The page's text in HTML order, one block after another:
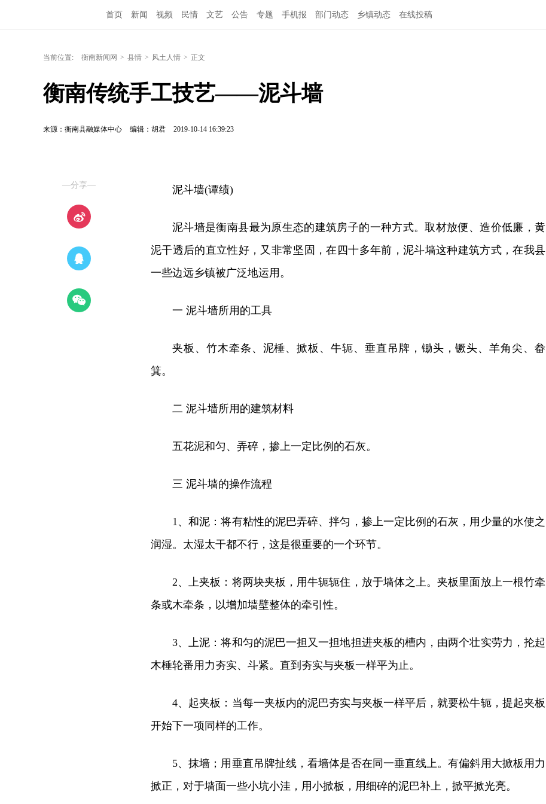
首页 新闻 视频 民情 文艺 公告 专题 手机报 部门动态 乡镇动态 在线投稿
当前位置: 衡南新闻网 > 县情 > 风土人情 > 正文
衡南传统手工技艺——泥斗墙
来源：衡南县融媒体中心 编辑：胡君 2019-10-14 16:39:23
—分享— 泥斗墙(谭绩)
泥斗墙是衡南县最为原生态的建筑房子的一种方式。取材放便、造价低廉，黄
泥干透后的直立性好，又非常坚固，在四十多年前，泥斗墙这种建筑方式，在我县
一些边远乡镇被广泛地运用。
一 泥斗墙所用的工具
夹板、竹木牵条、泥棰、掀板、牛轭、垂直吊牌，锄头，镢头、羊角尖、畚
箕。
二 泥斗墙所用的建筑材料
五花泥和匀、弄碎，掺上一定比例的石灰。
三 泥斗墙的操作流程
1、和泥：将有粘性的泥巴弄碎、拌匀，掺上一定比例的石灰，用少量的水使之
润湿。太湿太干都不行，这是很重要的一个环节。
2、上夹板：将两块夹板，用牛轭轭住，放于墙体之上。夹板里面放上一根竹牵
条或木牵条，以增加墙壁整体的牵引性。
3、上泥：将和匀的泥巴一担又一担地担进夹板的槽内，由两个壮实劳力，抡起
木棰轮番用力夯实、斗紧。直到夯实与夹板一样平为止。
4、起夹板：当每一夹板内的泥巴夯实与夹板一样平后，就要松牛轭，提起夹板
开始下一项同样的工作。
5、抹墙；用垂直吊牌扯线，看墙体是否在同一垂直线上。有偏斜用大掀板用力
掀正，对于墙面一些小坑小洼，用小掀板，用细碎的泥巴补上，掀平掀光亮。